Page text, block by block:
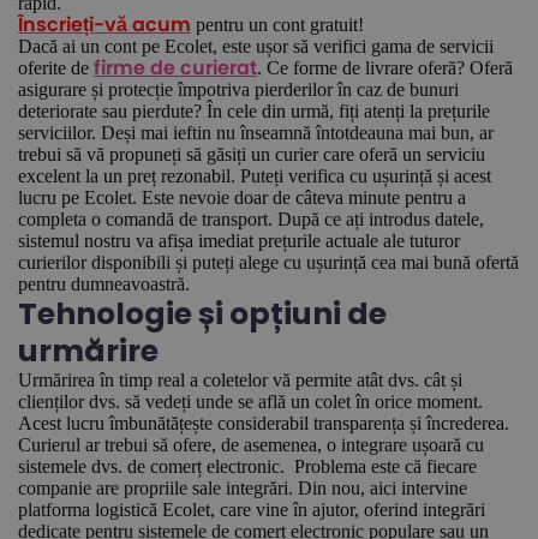
Înscrieți-vă acum pentru un cont gratuit!
Dacă ai un cont pe Ecolet, este ușor să verifici gama de servicii
oferite de firme de curierat. Ce forme de livrare oferă? Oferă
asigurare și protecție împotriva pierderilor în caz de bunuri
deteriorate sau pierdute? În cele din urmă, fiți atenți la prețurile
serviciilor. Deși mai ieftin nu înseamnă întotdeauna mai bun, ar
trebui să vă propuneți să găsiți un curier care oferă un serviciu
excelent la un preț rezonabil. Puteți verifica cu ușurință și acest
lucru pe Ecolet. Este nevoie doar de câteva minute pentru a
completa o comandă de transport. După ce ați introdus datele,
sistemul nostru va afișa imediat prețurile actuale ale tuturor
curierilor disponibili și puteți alege cu ușurință cea mai bună ofertă
pentru dumneavoastră.
Tehnologie și opțiuni de
urmărire
Urmărirea în timp real a coletelor vă permite atât dvs. cât și
clienților dvs. să vedeți unde se află un colet în orice moment.
Acest lucru îmbunătățește considerabil transparența și încrederea.
Curierul ar trebui să ofere, de asemenea, o integrare ușoară cu
sistemele dvs. de comerț electronic. Problema este că fiecare
companie are propriile sale integrări. Din nou, aici intervine
platforma logistică Ecolet, care vine în ajutor, oferind integrări
dedicate pentru sistemele de comerț electronic populare sau un